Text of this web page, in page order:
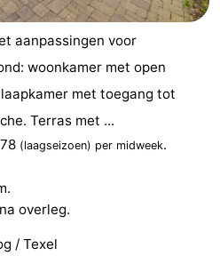
aanpassingen voor
woonkamer met open
met toegang tot
Terras met ...
(laagseizoen) per midweek.
overleg.
/ Texel